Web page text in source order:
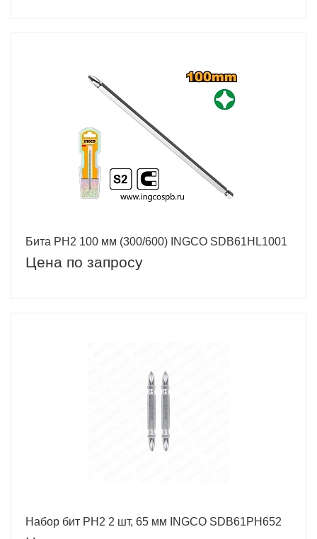
Бита PH2 100 мм (300/600) INGCO SDB61HL1001
Цена по запросу
Набор бит PH2 2 шт, 65 мм INGCO SDB61PH652